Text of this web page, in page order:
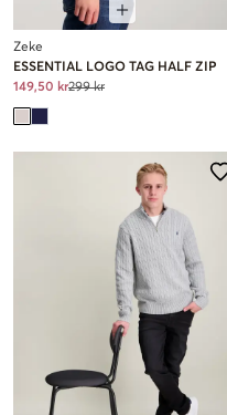
Zeke
ESSENTIAL LOGO TAG HALF ZIP
149,50 kr299 kr